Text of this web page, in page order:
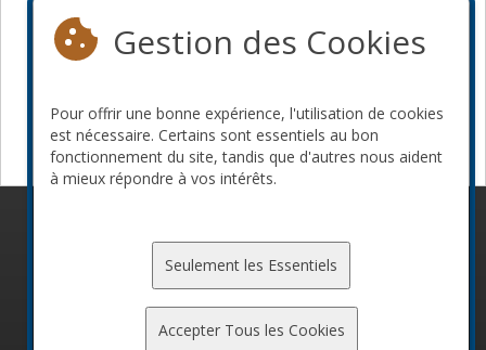
Devenir commanditaire
Gestion des Cookies
Pour offrir une bonne expérience, l'utilisation de cookies
est nécessaire. Certains sont essentiels au bon
fonctionnement du site, tandis que d'autres nous aident
à mieux répondre à vos intérêts.
Seulement les Essentiels
Accepter Tous les Cookies